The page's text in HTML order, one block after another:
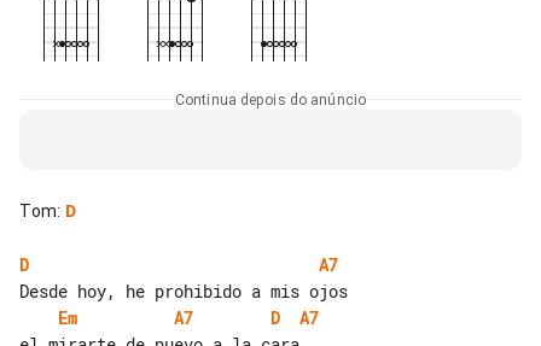
Continua depois do anúncio
Tom: D
D
A7
Em
A7 D
A7